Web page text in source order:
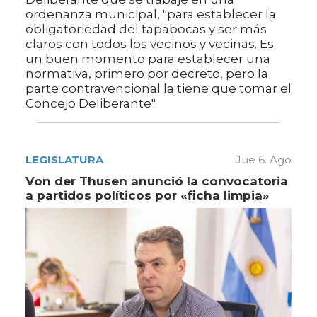
ordenanza municipal, "para establecer la
obligatoriedad del tapabocas y ser más
claros con todos los vecinos y vecinas. Es
un buen momento para establecer una
normativa, primero por decreto, pero la
parte contravencional la tiene que tomar el
Concejo Deliberante".
LEGISLATURA Jue 6. Ago
Von der Thusen anunció la convocatoria
a partidos políticos por «ficha limpia»